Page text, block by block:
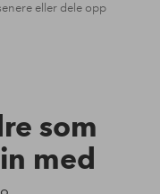
eller dele opp
som
med